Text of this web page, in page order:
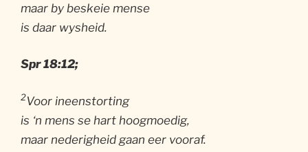
maar by beskeie mense
is daar wysheid.
Spr18:12;
2Voor ineenstorting
is ‘n mens se hart hoogmoedig,
maar nederigheid gaan eer vooraf.